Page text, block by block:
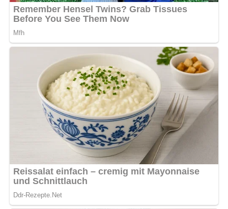
Diese Zutaten brauchen wir für
die Forelle vom Rost